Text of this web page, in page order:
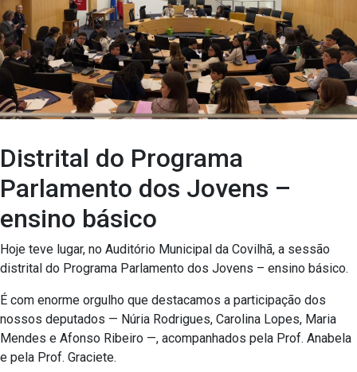
Distrital do Programa
Parlamento dos Jovens –
ensino básico
Hoje teve lugar, no Auditório Municipal da Covilhã, a sessão
distrital do Programa Parlamento dos Jovens – ensino básico.
É com enorme orgulho que destacamos a participação dos
nossos deputados — Núria Rodrigues, Carolina Lopes, Maria
Mendes e Afonso Ribeiro —, acompanhados pela Prof. Anabela
e pela Prof. Graciete.